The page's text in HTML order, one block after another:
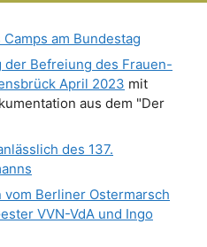
am Bundestag
Befreiung des Frauen-
April 2023 mit
aus dem "Der
des 137.
Berliner Ostermarsch
VVN-VdA und Ingo